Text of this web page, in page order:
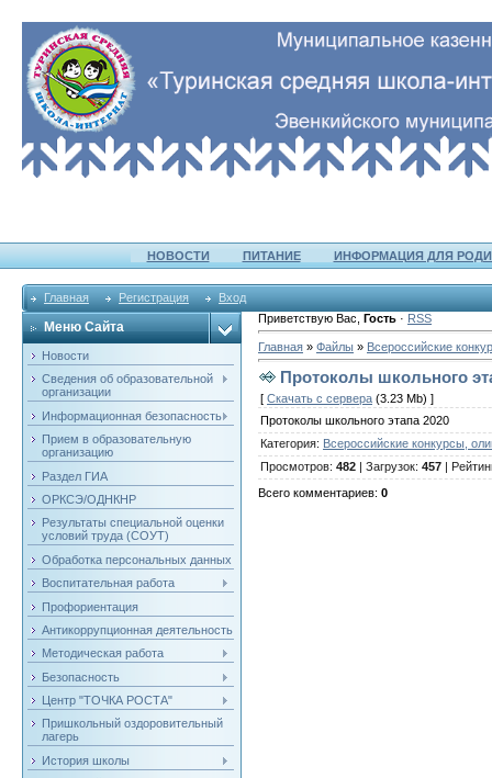
НОВОСТИ ПИТАНИЕ ИНФОРМАЦИЯ ДЛЯ
Главная Регистрация Вход
Меню Сайта
Новости
Сведения об образовательной
организации
Информационная безопасность
Прием в образовательную
организацию
Раздел ГИА
ОРКСЭ/ОДНКНР
Результаты специальной оценки
условий труда (СОУТ)
Обработка персональных данных
Воспитательная работа
Профориентация
Антикоррупционная деятельность
Методическая работа
Безопасность
Центр "ТОЧКА РОСТА"
Пришкольный оздоровительный
лагерь
История школы
Приветствую Вас Гость · RSS
Главная » Файлы » Всероссийские
Протоколы школьного
[ Скачать с сервера (3.23 Mb) ]
Протоколы школьного этапа 2020
Категория: Всероссийские конкурсы,
Просмотров: 482 Загрузок: 457
Всего комментариев: 0